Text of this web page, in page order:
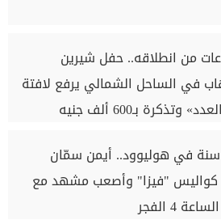
من انطلاقه.. حفل شيرين
في الساحل الشمالي يرفع لافتة
وتذكرة بـ600 ألف جنيه
بعد 16 سنة في هوليوود.. أيمن سمّان
"فيزا" وأصعب مشهد مع
4 الفجر